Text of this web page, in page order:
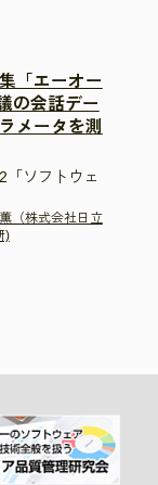
「エーオー
の会話デー
メータを測
「ソフトウェ
（株式会社日立
)